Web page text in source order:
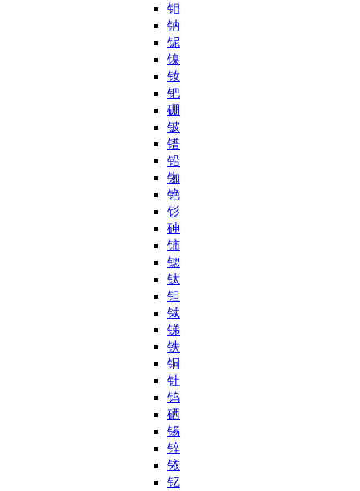
钼
钠
铌
镍
钕
钯
硼
铍
镨
铅
铷
铯
钐
砷
铈
锶
钛
钽
铽
锑
铁
铜
钍
钨
硒
锡
锌
铱
钇